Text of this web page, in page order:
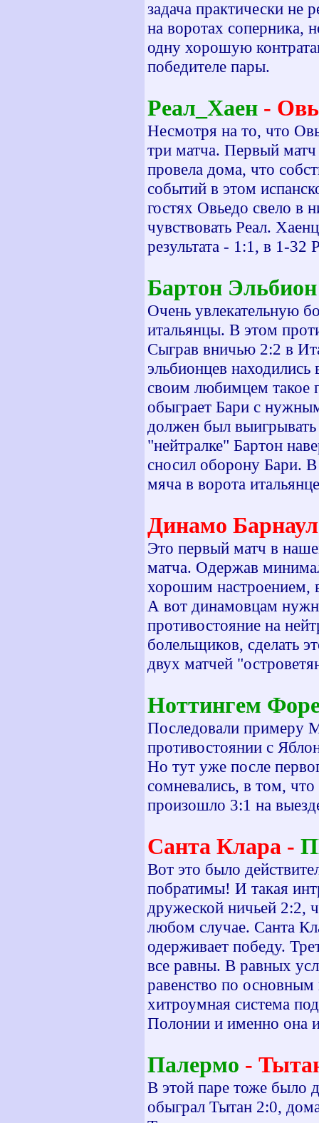
задача практически не
на воротах соперника,
одну хорошую
победителе пары.
Реал_Хаен -
Несмотря на то, что
три матча. Первый
провела дома, что
событий в этом
гостях Овьедо свело в
чувствовать Реал.
результата - 1:1, в 1-32
Бартон Эльбион
Очень увлекательную
итальянцы. В этом
Сыграв вничью 2:2 в
эльбионцев
своим любимцем такое
обыграет Бари с
должен был выигрывать
"нейтралке" Бартон
сносил оборону Бари. В
мяча в ворота
Динамо
Это первый матч в
матча. Одержав
хорошим настроением,
А вот динамовцам
противостояние на
болельщиков, сделать
двух матчей
Ноттингем
Последовали примеру
противостоянии с
Но тут уже после
сомневались, в том,
произошло 3:1 на
Санта Клара -
Вот это было
побратимы! И такая
дружеской ничьей 2:2,
любом случае. Санта
одерживает победу.
все равны. В равных
равенство по основным
хитроумная система
Полонии и именно она
Палермо -
В этой паре тоже было
обыграл Тытан 2:0,